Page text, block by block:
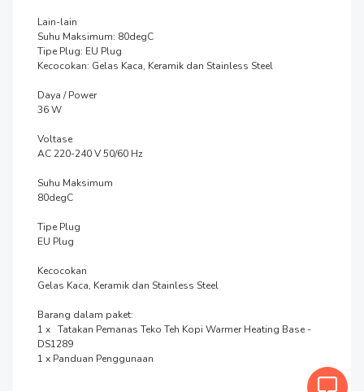
Lain-lain
Suhu Maksimum: 80degC
Tipe Plug: EU Plug
Kecocokan: Gelas Kaca, Keramik dan Stainless Steel
Daya / Power
36 W
Voltase
AC 220-240 V 50/60 Hz
Suhu Maksimum
80degC
Tipe Plug
EU Plug
Kecocokan
Gelas Kaca, Keramik dan Stainless Steel
Barang dalam paket:
1 x   Tatakan Pemanas Teko Teh Kopi Warmer Heating Base -
DS1289
1 x Panduan Penggunaan